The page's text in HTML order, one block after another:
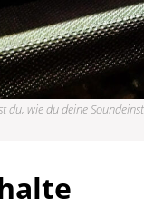
du, wie du deine